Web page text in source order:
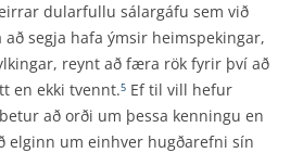
dularfullu sálargáfu sem við
segja hafa ýmsir heimspekingar,
reynt að færa rök fyrir því að
en ekki tvennt.5 Ef til vill hefur
að orði um þessa kenningu en
elginn um einhver hugðarefni sín